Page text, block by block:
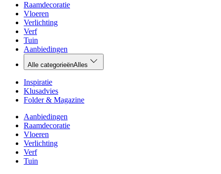
Raamdecoratie
Vloeren
Verlichting
Verf
Tuin
Aanbiedingen
Alle categorieënAlles
Inspiratie
Klusadvies
Folder & Magazine
Aanbiedingen
Raamdecoratie
Vloeren
Verlichting
Verf
Tuin